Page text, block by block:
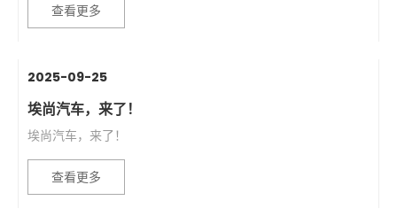
查看更多
2025-09-25
埃尚汽车，来了！
埃尚汽车，来了！
查看更多